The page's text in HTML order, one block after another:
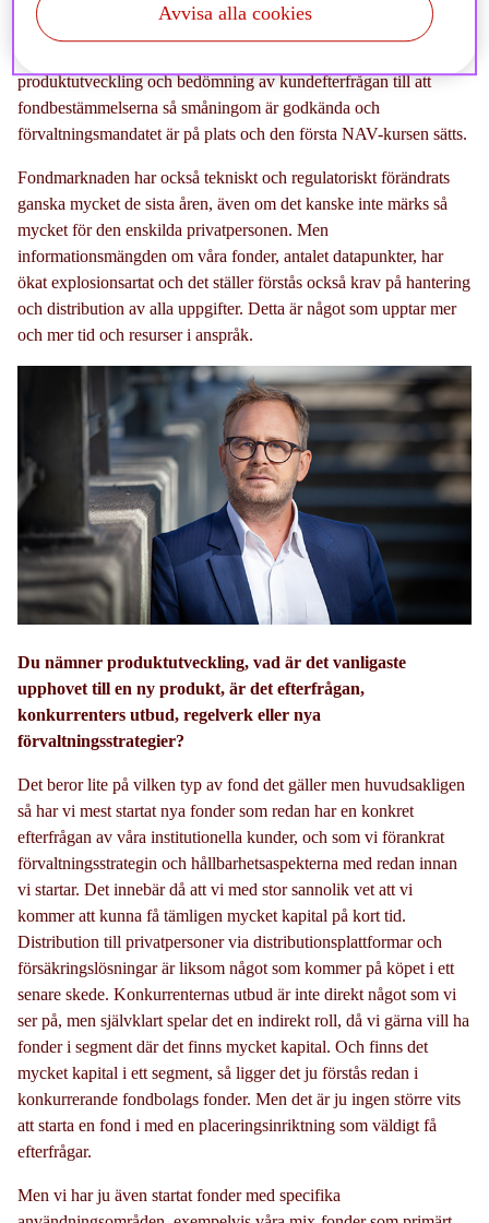
har något att göra.
produktutveckling och bedömning av kundefterfrågan till att
fondbestämmelserna så småningom är godkända och
förvaltningsmandatet är på plats och den första NAV-kursen sätts.
Fondmarknaden har också tekniskt och regulatoriskt förändrats
ganska mycket de sista åren, även om det kanske inte märks så
mycket för den enskilda privatpersonen. Men
informationsmängden om våra fonder, antalet datapunkter, har
ökat explosionsartat och det ställer förstås också krav på hantering
och distribution av alla uppgifter. Detta är något som upptar mer
och mer tid och resurser i anspråk.
Du nämner produktutveckling, vad är det vanligaste
upphovet till en ny produkt, är det efterfrågan,
konkurrenters utbud, regelverk eller nya
förvaltningsstrategier?
Det beror lite på vilken typ av fond det gäller men huvudsakligen
så har vi mest startat nya fonder som redan har en konkret
efterfrågan av våra institutionella kunder, och som vi förankrat
förvaltningsstrategin och hållbarhetsaspekterna med redan innan
vi startar. Det innebär då att vi med stor sannolik vet att vi
kommer att kunna få tämligen mycket kapital på kort tid.
Distribution till privatpersoner via distributionsplattformar och
försäkringslösningar är liksom något som kommer på köpet i ett
senare skede. Konkurrenternas utbud är inte direkt något som vi
ser på, men självklart spelar det en indirekt roll, då vi gärna vill ha
fonder i segment där det finns mycket kapital. Och finns det
mycket kapital i ett segment, så ligger det ju förstås redan i
konkurrerande fondbolags fonder. Men det är ju ingen större vits
att starta en fond i med en placeringsinriktning som väldigt få
efterfrågar.
Men vi har ju även startat fonder med specifika
Avvisa alla cookies